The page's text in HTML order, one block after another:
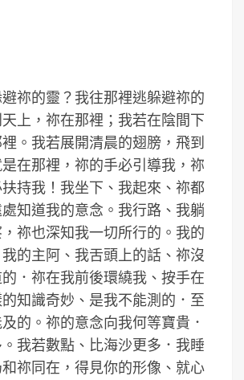
祢的靈？我往那裡逃躲避祢的
上，祢在那裡；我若在陰間下
。我若展開清晨的翅膀，飛到
在那裡，祢的手必引導我，祢
持我！我坐下、我起來、祢都
知道我的意念。我行路、我躺
祢也深知我一切所行的。我的
的主阿、我舌頭上的話、祢沒
．祢在我前後環繞我、按手在
知識奇妙、是我不能測的．至
的。祢的意念向我何等寶貴．
我若數點、比海沙更多．我睡
祢同在，得見你的形像、就心